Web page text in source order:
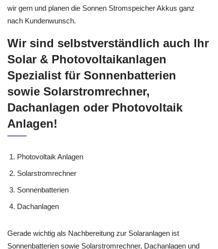
wir gern und planen die Sonnen Stromspeicher Akkus ganz
nach Kundenwunsch.
Wir sind selbstverständlich auch Ihr
Solar & Photovoltaikanlagen
Spezialist für Sonnenbatterien
sowie Solarstromrechner,
Dachanlagen oder Photovoltaik
Anlagen!
Photovoltaik Anlagen
Solarstromrechner
Sonnenbatterien
Dachanlagen
Gerade wichtig als Nachbereitung zur Solaranlagen ist
Sonnenbatterien sowie Solarstromrechner, Dachanlagen und